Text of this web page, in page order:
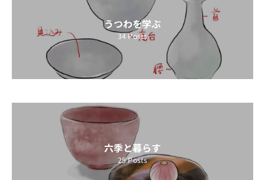
うつわを学ぶ
34Posts
六季と暮らす
25Posts